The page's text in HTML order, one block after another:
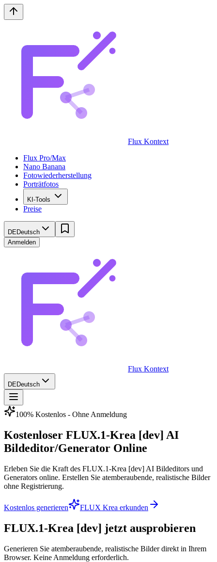
Flux Kontext
Flux Pro/Max
Nano Banana
Fotowiederherstellung
Porträtfotos
KI-Tools
Preise
DEDeutsch
Anmelden
Flux Kontext
DEDeutsch
100% Kostenlos - Ohne Anmeldung
Kostenloser FLUX.1-Krea [dev] AI
Bildeditor/Generator Online
Erleben Sie die Kraft des FLUX.1-Krea [dev] AI Bildeditors und
Generators online. Erstellen Sie atemberaubende, realistische Bilder
ohne Registrierung.
Kostenlos generieren FLUX Krea erkunden
FLUX.1-Krea [dev] jetzt ausprobieren
Generieren Sie atemberaubende, realistische Bilder direkt in Ihrem
Browser. Keine Anmeldung erforderlich.